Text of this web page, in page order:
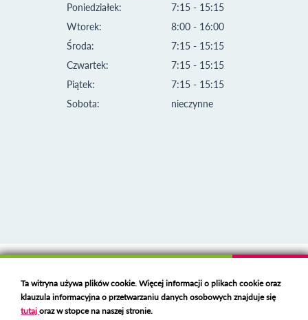
Poniedziałek:
Wtorek:
Środa:
Czwartek:
Piątek:
Sobota:
7:15 - 15:15
8:00 - 16:00
7:15 - 15:15
7:15 - 15:15
7:15 - 15:15
nieczynne
Deklaracja dostępności
Polski serwer RBLhttps://polspam.pl/
Ta witryna używa plików cookie. Więcej informacji o plikach cookie oraz
klauzula informacyjna o przetwarzaniu danych osobowych znajduje się
tutajoraz w stopce na naszej stronie.